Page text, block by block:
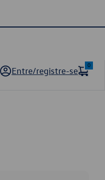
Entre/registre-se
0